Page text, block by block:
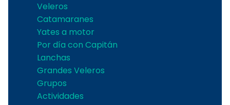
Veleros
Catamaranes
Yates a motor
Por día con Capitán
Lanchas
Grandes Veleros
Grupos
Actividades